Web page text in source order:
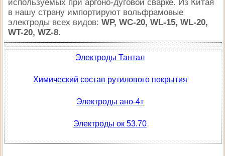
используемых при аргоно-дуговой сварке. Из Китая
в нашу страну импортируют вольфрамовые
электроды всех видов: WP, WC-20, WL-15, WL-20,
WT-20, WZ-8.
Электроды Тантал
Химический состав рутилового покрытия
Электроды ано-4т
Электроды ок 53.70